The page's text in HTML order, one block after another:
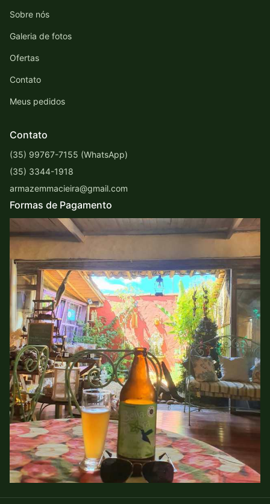
Sobre nós
Galeria de fotos
Ofertas
Contato
Meus pedidos
Contato
(35) 99767-7155 (WhatsApp)
(35) 3344-1918
armazemmacieira@gmail.com
Formas de Pagamento